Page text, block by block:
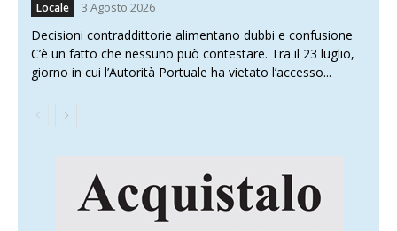
Locale 3 Agosto 2026
Decisioni contraddittorie alimentano dubbi e confusione
C’è un fatto che nessuno può contestare. Tra il 23 luglio,
giorno in cui l’Autorità Portuale ha vietato l’accesso...